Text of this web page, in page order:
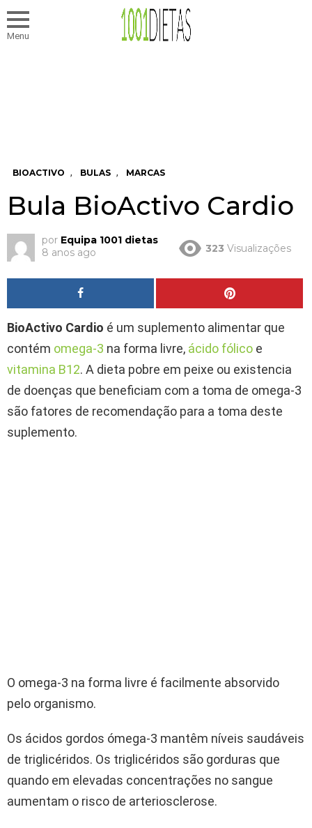
Menu
BIOACTIVO , BULAS , MARCAS
Bula BioActivo Cardio
por Equipa 1001 dietas
8 anos ago
323 Visualizações
BioActivo Cardio é um suplemento alimentar que
contém omega-3 na forma livre, ácido fólico e
vitamina B12. A dieta pobre em peixe ou existencia
de doenças que beneficiam com a toma de omega-3
são fatores de recomendação para a toma deste
suplemento.
O omega-3 na forma livre é facilmente absorvido
pelo organismo.
Os ácidos gordos ómega-3 mantêm níveis saudáveis
de triglicéridos. Os triglicéridos são gorduras que
quando em elevadas concentrações no sangue
aumentam o risco de arteriosclerose.